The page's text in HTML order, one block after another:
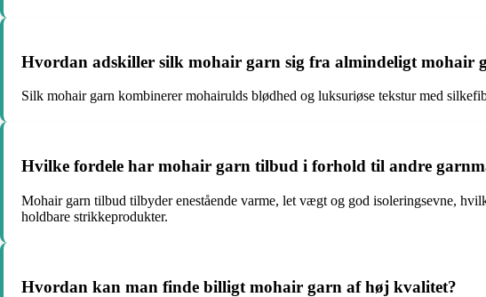
Hvordan adskiller silk mohair garn sig fra almindeligt mohair
Silk mohair garn kombinerer mohairulds blødhed og luksuriøse tekstur med
Hvilke fordele har mohair garn tilbud i forhold til andre
Mohair garn tilbud tilbyder enestående varme, let vægt og god isoleringsevne,
holdbare strikkeprodukter.
Hvordan kan man finde billigt mohair garn af høj kvalitet?